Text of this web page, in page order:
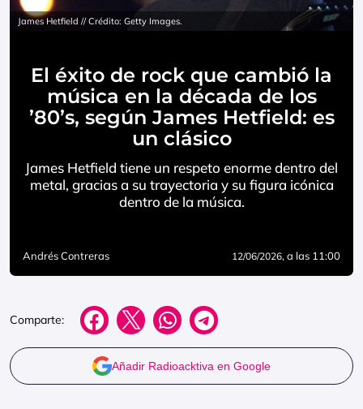
James Hetfield // Crédito: Getty Images.
El éxito de rock que cambió la
música en la década de los
’80’s, según James Hetfield: es
un clásico
James Hetfield tiene un respeto enorme dentro del
metal, gracias a su trayectoria y su figura icónica
dentro de la música.
Andrés Contreras 12/06/2026, a las 11:00
Comparte:
Añadir Radioacktiva en Google